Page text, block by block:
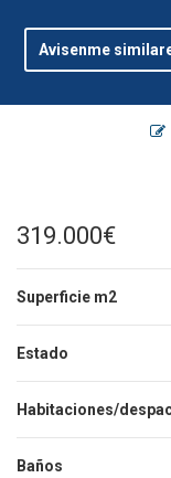
Avisenme
319.000€
Superficie m2
Estado
Habitaciones/
Baños